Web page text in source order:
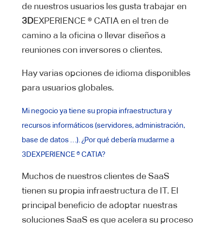
de nuestros usuarios les gusta trabajar en
3DEXPERIENCE ® CATIA en el tren de
camino a la oficina o llevar diseños a
reuniones con inversores o clientes.
Hay varias opciones de idioma disponibles
para usuarios globales.
Mi negocio ya tiene su propia infraestructura y
recursos informáticos (servidores, administración,
base de datos …). ¿Por qué debería mudarme a
3DEXPERIENCE ® CATIA?
Muchos de nuestros clientes de SaaS
tienen su propia infraestructura de IT. El
principal beneficio de adoptar nuestras
soluciones SaaS es que acelera su proceso